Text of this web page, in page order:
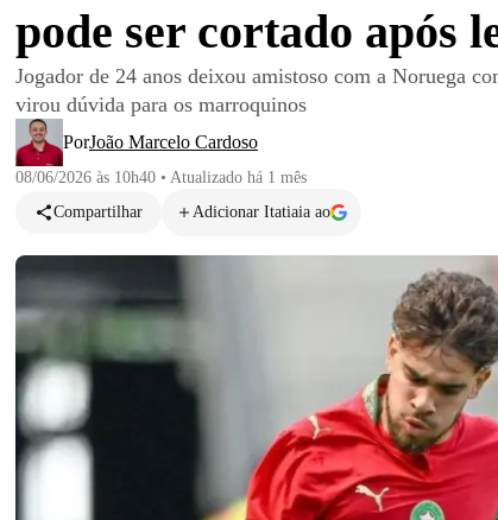
pode ser cortado após
Jogador de 24 anos deixou amistoso com a Noruega
virou dúvida para os marroquinos
PorJoão Marcelo Cardoso
08/06/2026 às 10h40 • Atualizado há 1 mês
Compartilhar
Adicionar Itatiaia ao